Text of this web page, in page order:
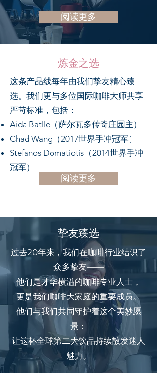
阅读更多
炼金之选
这条产品线每年由我们挚友精心臻
选。我们更与多位国际咖啡大师共享
严苛标准，包括：
Aida Batlle（萨尔瓦多传奇庄园主）
Chad Wang（2017世界手冲冠军）
Stefanos Domatiotis（2014世界手冲
冠军）
阅读更多
挚友臻选
过去20年来，我们在咖啡行业结识了
众多挚友——
他们是才华横溢的咖啡专业人士，
更是我们咖啡大家庭的重要成员。
他们与我们共同守护着这个美妙愿
景：
让这杯全球第二大饮品持续散发迷人
魅力。